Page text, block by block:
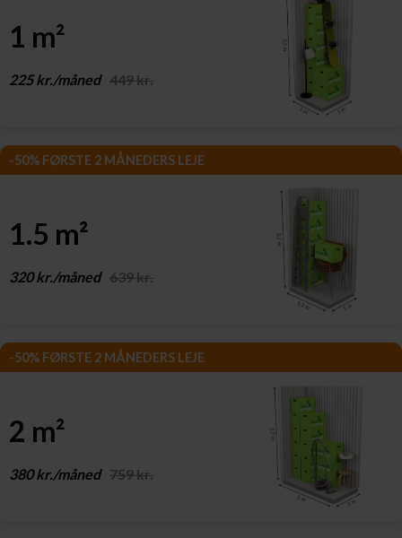
1 m²
225 kr./måned 449 kr.
-50% FØRSTE 2 MÅNEDERS LEJE
1.5 m²
320 kr./måned 639 kr.
-50% FØRSTE 2 MÅNEDERS LEJE
2 m²
380 kr./måned 759 kr.